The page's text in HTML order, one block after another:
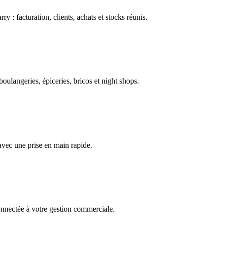
: facturation, clients, achats et stocks réunis.
épiceries, bricos et night shops.
une prise en main rapide.
à votre gestion commerciale.